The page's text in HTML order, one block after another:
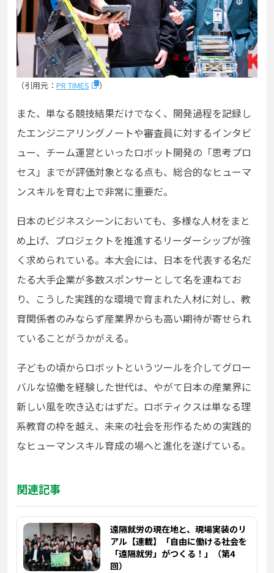
（引用元： PR TIMES ）
また、単なる競技結果だけでなく、開発過程を記録し
たエンジニアリングノートや審査員に対するインタビ
ュー、チーム運営といったロボット開発の「思考プロ
セス」までが評価対象となる点も、総合的なヒューマ
ンスキルを育む上で非常に重要だ。
日本のビジネスシーンにおいても、多様な人材をまと
め上げ、プロジェクトを推進するリーダーシップが強
く求められている。本大会には、日本を代表する名だ
たる大手企業が多数スポンサーとして名を連ねてお
り、こうした実践的な環境で育まれた人材に対し、教
育関係者のみならず産業界からも高い期待が寄せられ
ていることがうかがえる。
子どもの頃からロボットというツールを介してグロー
バルな協働を経験した世代は、やがて日本の産業界に
新しい風を吹き込むはずだ。ロボティクスは単なる理
系教育の枠を越え、未来の社会を形作るための実践的
なヒューマンスキル育成の場へと進化を遂げている。
関連記事
遠隔就労の現在地と、現場実装のリ
アル【連載】「自由に働ける社会を
「遠隔就労」がつくる！」（第4
回）